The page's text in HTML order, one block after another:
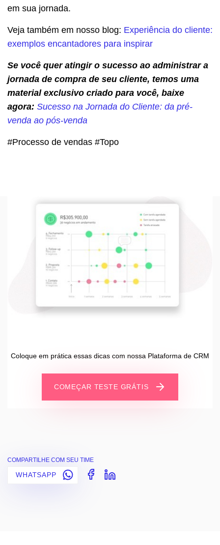
em sua jornada.
Veja também em nosso blog: Experiência do cliente:
exemplos encantadores para inspirar
Se você quer atingir o sucesso ao administrar a
jornada de compra de seu cliente, temos uma
material exclusivo criado para você, baixe
agora: Sucesso na Jornada do Cliente: da pré-
venda ao pós-venda
#Processo de vendas #Topo
Coloque em prática essas dicas com nossa Plataforma de CRM
COMEÇAR TESTE GRÁTIS
COMPARTILHE COM SEU TIME
WHATSAPP